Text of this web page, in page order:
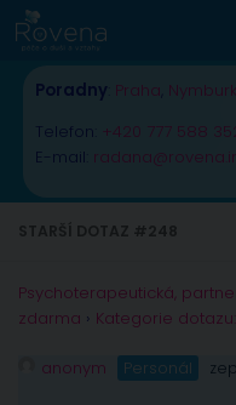
Skip to content
Poradny Praha Nymburk
Telefon: +420 777 588
E-mail:
Psychoterapeutická,
zdarma › Kategorie
anonym Personál